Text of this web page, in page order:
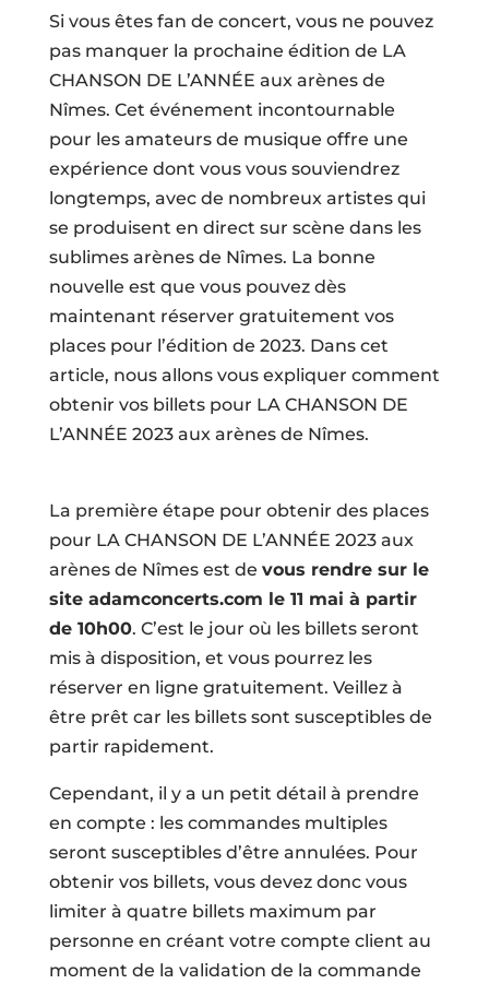
Si vous êtes fan de concert, vous ne pouvez
pas manquer la prochaine édition de LA
CHANSON DE L’ANNÉE aux arènes de
Nîmes. Cet événement incontournable
pour les amateurs de musique offre une
expérience dont vous vous souviendrez
longtemps, avec de nombreux artistes qui
se produisent en direct sur scène dans les
sublimes arènes de Nîmes. La bonne
nouvelle est que vous pouvez dès
maintenant réserver gratuitement vos
places pour l’édition de 2023. Dans cet
article, nous allons vous expliquer comment
obtenir vos billets pour LA CHANSON DE
L’ANNÉE 2023 aux arènes de Nîmes.
La première étape pour obtenir des places
pour LA CHANSON DE L’ANNÉE 2023 aux
arènes de Nîmes est de vous rendre sur le
site adamconcerts.com le 11 mai à partir
de 10h00. C’est le jour où les billets seront
mis à disposition, et vous pourrez les
réserver en ligne gratuitement. Veillez à
être prêt car les billets sont susceptibles de
partir rapidement.
Cependant, il y a un petit détail à prendre
en compte : les commandes multiples
seront susceptibles d’être annulées. Pour
obtenir vos billets, vous devez donc vous
limiter à quatre billets maximum par
personne en créant votre compte client au
moment de la validation de la commande